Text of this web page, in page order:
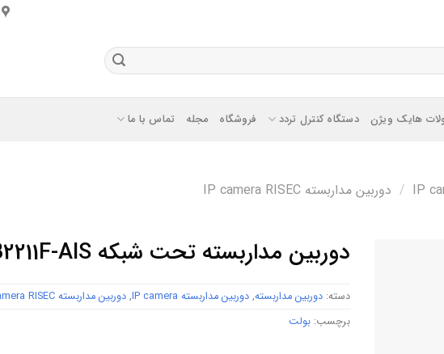
هایک ویژن دستگاه کنترل تردد فروشگاه مجله تماس با ما
/ دوربین مداربسته IP camera RISEC
دوربین مداربسته تحت شبکه RNC-B2211F-AIS
دسته: دوربین مداربسته, دوربین مداربسته IP camera , دوربین مداربسته IP camera RISEC
برچسب: بولت